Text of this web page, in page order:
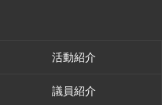
活動紹介
議員紹介